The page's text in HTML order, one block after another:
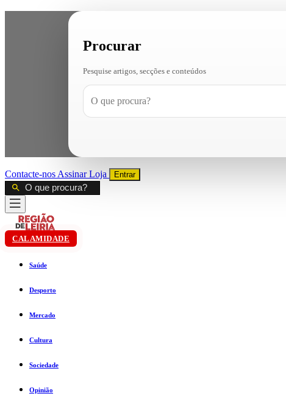
Procurar
Pesquise artigos, secções e conteúdos
Contacte-nos AssinarLoja Entrar
CALAMIDADE
Saúde
Desporto
Mercado
Cultura
Sociedade
Opinião